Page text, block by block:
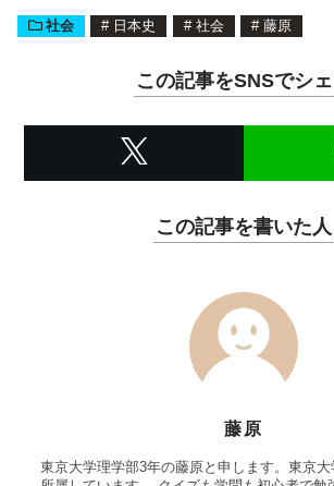
社会 # 日本史 # 社会 # 藤原
この記事をSNSでシ
この記事を書いた人
藤原
東京大学理学部3年の藤原と申します。東京